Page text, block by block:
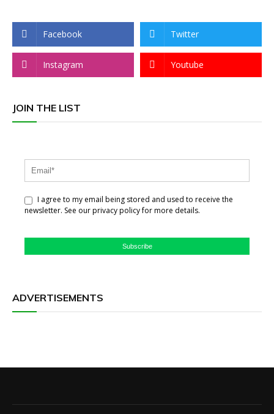
Facebook Twitter
Instagram Youtube
JOIN THE LIST
I agree to my email being stored and used to receive the
newsletter. See our privacy policy for more details.
Subscribe
ADVERTISEMENTS